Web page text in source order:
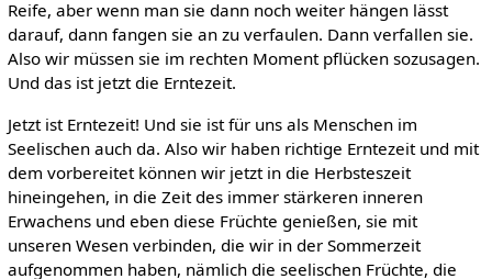
Reife, aber wenn man sie dann noch weiter hängen lässt
darauf, dann fangen sie an zu verfaulen. Dann verfallen sie.
Also wir müssen sie im rechten Moment pflücken sozusagen.
Und das ist jetzt die Erntezeit.
Jetzt ist Erntezeit! Und sie ist für uns als Menschen im
Seelischen auch da. Also wir haben richtige Erntezeit und mit
dem vorbereitet können wir jetzt in die Herbsteszeit
hineingehen, in die Zeit des immer stärkeren inneren
Erwachens und eben diese Früchte genießen, sie mit
unseren Wesen verbinden, die wir in der Sommerzeit
aufgenommen haben, nämlich die seelischen Früchte, die